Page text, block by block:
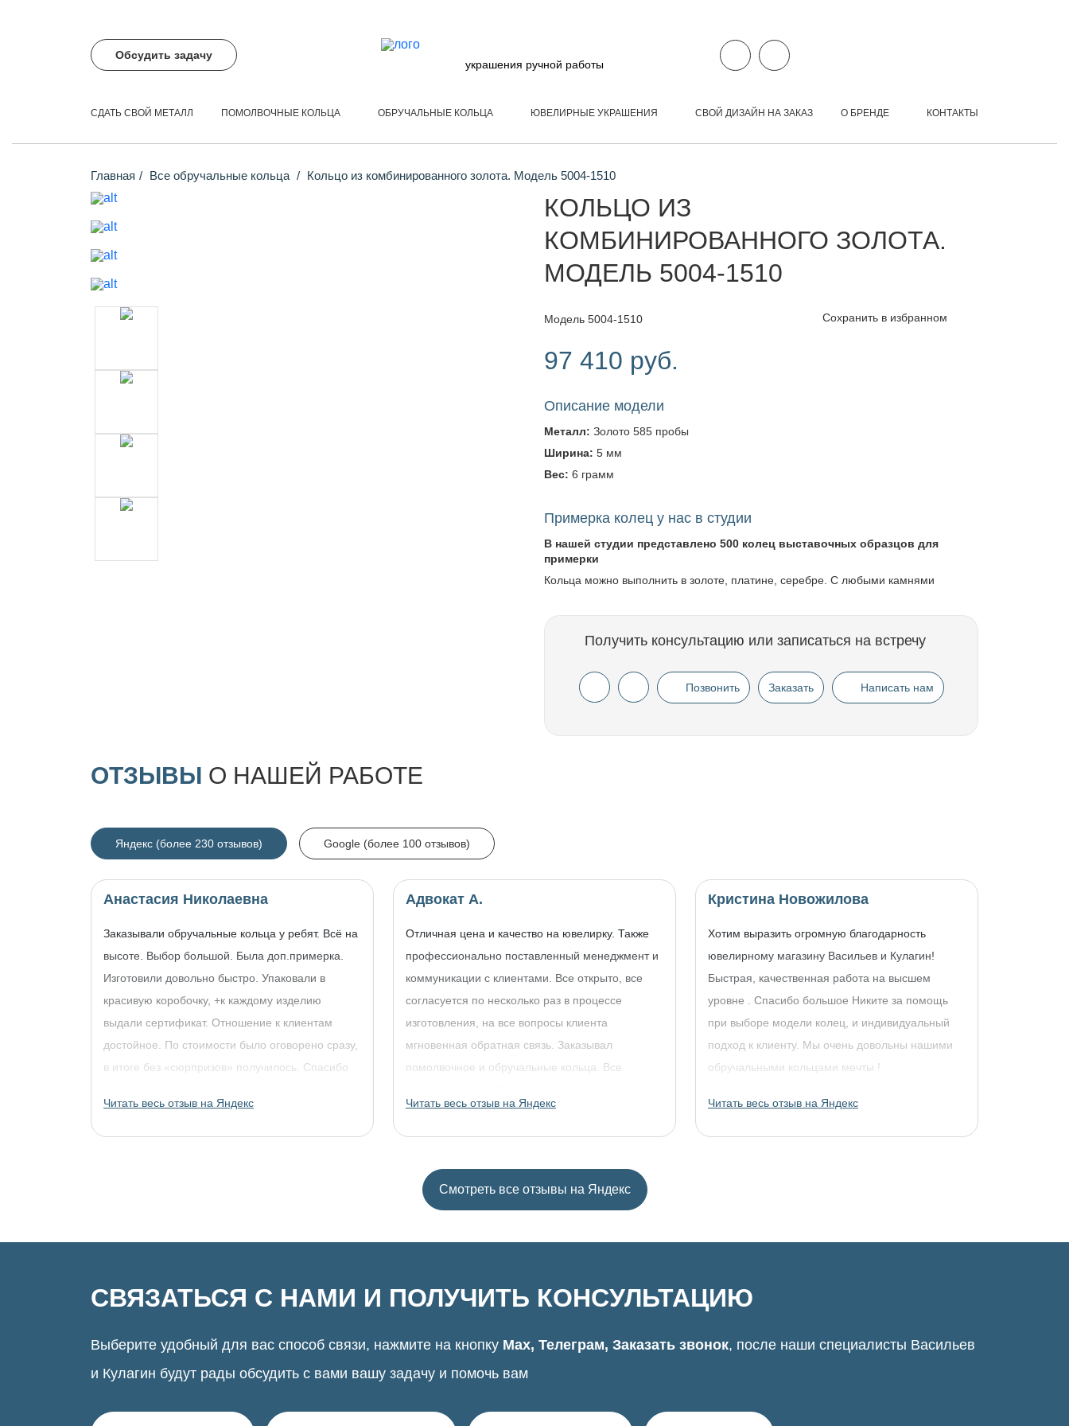
Обсудить задачу
украшения ручной работы
СДАТЬ СВОЙ МЕТАЛЛ ПОМОЛВОЧНЫЕ КОЛЬЦА ОБРУЧАЛЬНЫЕ КОЛЬЦА ЮВЕЛИРНЫЕ УКРАШЕНИЯ СВОЙ ДИЗАЙН НА ЗАКАЗ О БРЕНДЕ КОНТАКТЫ
Главная Все обручальные кольца Кольцо из комбинированного золота. Модель 5004-1510
КОЛЬЦО ИЗ
КОМБИНИРОВАННОГО ЗОЛОТА.
МОДЕЛЬ 5004-1510
Модель 5004-1510 Сохранить в избранном
97 410 руб.
Описание модели
Металл: Золото 585 пробы
Ширина: 5 мм
Вес: 6 грамм
Примерка колец у нас в студии
В нашей студии представлено 500 колец выставочных образцов для
примерки
Кольца можно выполнить в золоте, платине, серебре. С любыми камнями
Получить консультацию или записаться на встречу
Позвонить Заказать Написать нам
ОТЗЫВЫ О НАШЕЙ РАБОТЕ
Яндекс (более 230 отзывов) Google (более 100 отзывов)
Анастасия Николаевна
Заказывали обручальные кольца у ребят. Всё на
высоте. Выбор большой. Была доп.примерка.
Изготовили довольно быстро. Упаковали в
красивую коробочку, +к каждому изделию
выдали сертификат. Отношение к клиентам
достойное. По стоимости было оговорено сразу,
в итоге без «сюрпризов» получилось. Спасибо
украшениями!
Читать весь отзыв на Яндекс
Адвокат А.
Отличная цена и качество на ювелирку. Также
профессионально поставленный менеджмент и
коммуникации с клиентами. Все открыто, все
согласуется по несколько раз в процессе
изготовления, на все вопросы клиента
мгновенная обратная связь. Заказывал
помолвочное и обручальные кольца. Все
Читать весь отзыв на Яндекс
Кристина Новожилова
Хотим выразить огромную благодарность
ювелирному магазину Васильев и Кулагин!
Быстрая, качественная работа на высшем
уровне . Спасибо большое Никите за помощь
при выборе модели колец, и индивидуальный
подход к клиенту. Мы очень довольны нашими
обручальными кольцами мечты !
Читать весь отзыв на Яндекс
Смотреть все отзывы на Яндекс
СВЯЗАТЬСЯ С НАМИ И ПОЛУЧИТЬ КОНСУЛЬТАЦИЮ
Выберите удобный для вас способ связи, нажмите на кнопку Max, Телеграм, Заказать звонок, после наши специалисты Васильев
и Кулагин будут рады обсудить с вами вашу задачу и помочь вам